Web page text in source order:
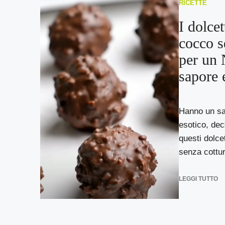
RICETTE
I
cocco
per un
sapore
Hanno un
esotico,
questi
senza
LEGGI TUTTO